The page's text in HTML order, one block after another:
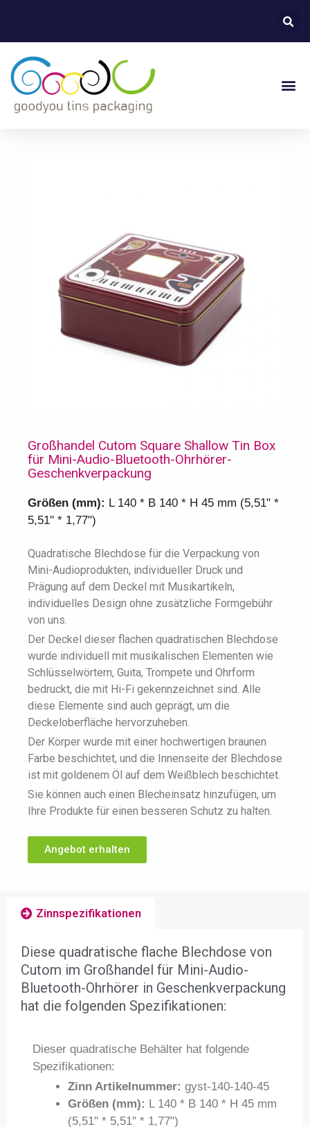
Großhandel Cutom Square Shallow Tin Box
für Mini-Audio-Bluetooth-Ohrhörer-
Geschenkverpackung
Größen (mm): L 140 * B 140 * H 45 mm (5,51" *
5,51" * 1,77")
Quadratische Blechdose für die Verpackung von
Mini-Audioprodukten, individueller Druck und
Prägung auf dem Deckel mit Musikartikeln,
individuelles Design ohne zusätzliche Formgebühr
von uns.
Der Deckel dieser flachen quadratischen Blechdose
wurde individuell mit musikalischen Elementen wie
Schlüsselwörtern, Guita, Trompete und Ohrform
bedruckt, die mit Hi-Fi gekennzeichnet sind. Alle
diese Elemente sind auch geprägt, um die
Deckeloberfläche hervorzuheben.
Der Körper wurde mit einer hochwertigen braunen
Farbe beschichtet, und die Innenseite der Blechdose
ist mit goldenem Öl auf dem Weißblech beschichtet.
Sie können auch einen Blecheinsatz hinzufügen, um
Ihre Produkte für einen besseren Schutz zu halten.
Angebot erhalten
Zinnspezifikationen
Diese quadratische flache Blechdose von
Cutom im Großhandel für Mini-Audio-
Bluetooth-Ohrhörer in Geschenkverpackung
hat die folgenden Spezifikationen:
Dieser quadratische Behälter hat folgende
Spezifikationen:
Zinn Artikelnummer: gyst-140-140-45
Größen (mm): L 140 * B 140 * H 45 mm
(5,51" * 5,51" * 1,77")